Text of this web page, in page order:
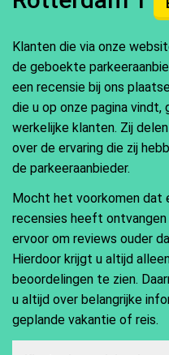
Klanten die via onze
de geboekte
een recensie bij ons
die u op onze pagina
werkelijke klanten. Zij
over de ervaring die zij
de parkeeraanbieder.
Mocht het voorkomen dat
recensies heeft ontvangen
ervoor om reviews ouder
Hierdoor krijgt u altijd
beoordelingen te zien.
u altijd over belangrijke
geplande vakantie of reis.